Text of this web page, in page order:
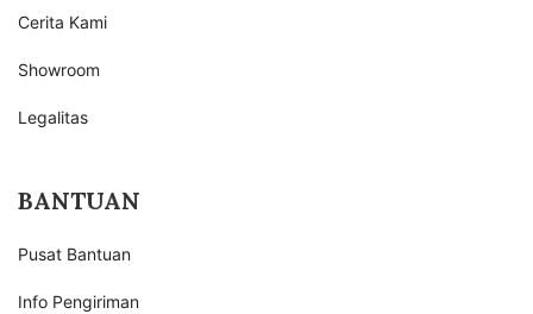
Cerita Kami
Showroom
Legalitas
BANTUAN
Pusat Bantuan
Info Pengiriman